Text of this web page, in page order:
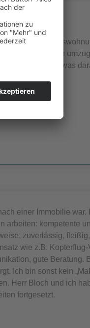
mir als Kunden
wüsste nicht, was
einer Immobilie war.
arbeiten: kompetente
zuverlässig,
wie z.B.
gute Beratung.
Ich bin sonst kein
Herr Bloch und ich
fortgesetzt.